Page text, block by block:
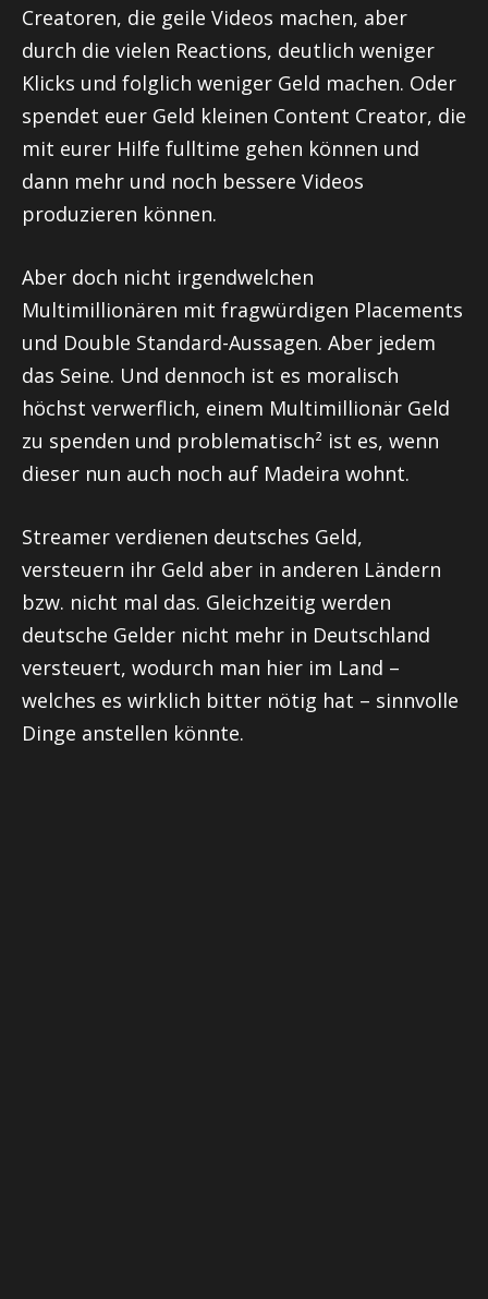
Creatoren, die geile Videos machen, aber
durch die vielen Reactions, deutlich weniger
Klicks und folglich weniger Geld machen. Oder
spendet euer Geld kleinen Content Creator, die
mit eurer Hilfe fulltime gehen können und
dann mehr und noch bessere Videos
produzieren können.
Aber doch nicht irgendwelchen
Multimillionären mit fragwürdigen Placements
und Double Standard-Aussagen. Aber jedem
das Seine. Und dennoch ist es moralisch
höchst verwerflich, einem Multimillionär Geld
zu spenden und problematisch² ist es, wenn
dieser nun auch noch auf Madeira wohnt.
Streamer verdienen deutsches Geld,
versteuern ihr Geld aber in anderen Ländern
bzw. nicht mal das. Gleichzeitig werden
deutsche Gelder nicht mehr in Deutschland
versteuert, wodurch man hier im Land –
welches es wirklich bitter nötig hat – sinnvolle
Dinge anstellen könnte.